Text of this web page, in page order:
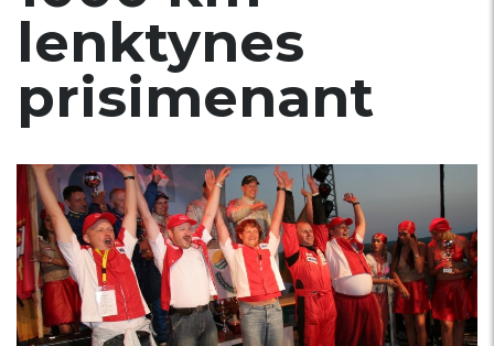
lenktynes
prisimenant